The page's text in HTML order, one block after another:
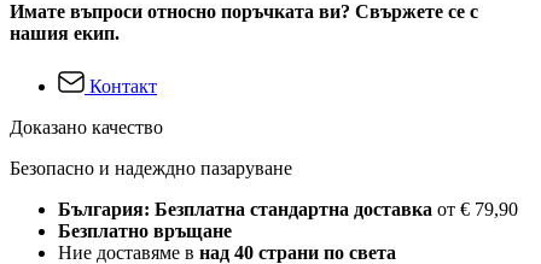
Имате въпроси относно поръчката ви? Свържете се с
нашия екип.
Контакт
Доказано качество
Безопасно и надеждно пазаруване
България: Безплатна стандартна доставка от € 79,90
Безплатно връщане
Ние доставяме в над 40 страни по света